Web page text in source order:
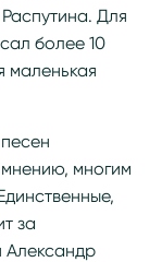
Для
более 10
маленькая
мнению, многим
за
Александр